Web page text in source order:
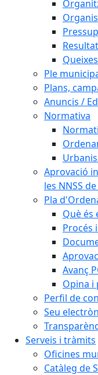
Ple
Plans,
Anuncis /
Normativa
Aprovació
les NNSS
Pla
Què és
Procés
Avanç
Opina i
Perfil de
Seu
Serveis i tràmits
Oficines
Catàleg de